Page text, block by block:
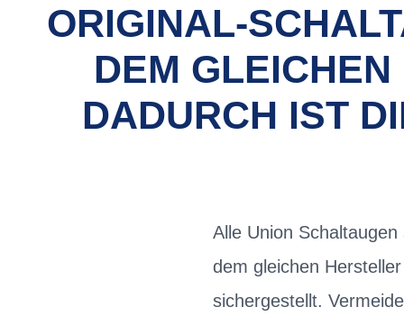
ORIGINAL-
DEM
DADURCH IST
Alle Union
dem gleichen
sichergestellt.